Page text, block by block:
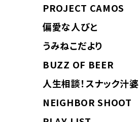
PROJECT CAMOS
偏愛な人びと
うみねこだより
BUZZ OF BEER
人生相談！スナック汁婆
NEIGHBOR SHOOT